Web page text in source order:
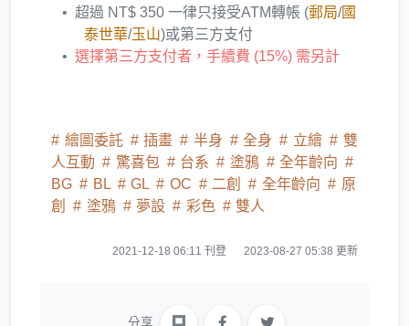
超過 NT$ 350 一律只接受ATM轉帳 (郵局/國
泰世華/玉山)或第三方支付
選擇第三方支付者，手續費 (15%) 需另計
繪圖委託 插畫 半身 全身 立繪
雙
人互動
驚喜包 台系 塗鴉
全年齡向
BG
BL GL OC 二創 全年齡向
原
創
塗鴉 夢設 彩色 雙人
2021-12-18 06:11 刊登 2023-08-27 05:38 更新
分享